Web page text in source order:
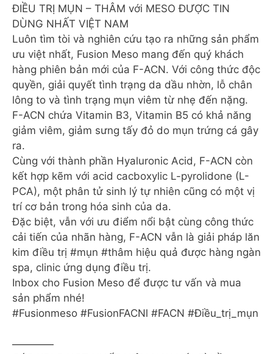
ĐIỀU TRỊ MỤN – THÂM với MESO ĐƯỢC TIN
DÙNG NHẤT VIỆT NAM
Luôn tìm tòi và nghiên cứu tạo ra những sản phẩm
ưu việt nhất, Fusion Meso mang đến quý khách
hàng phiên bản mới của F-ACN. Với công thức độc
quyền, giải quyết tình trạng da dầu nhờn, lỗ chân
lông to và tình trạng mụn viêm từ nhẹ đến nặng.
F-ACN chứa Vitamin B3, Vitamin B5 có khả năng
giảm viêm, giảm sưng tấy đỏ do mụn trứng cá gây
ra.
Cùng với thành phần Hyaluronic Acid, F-ACN còn
kết hợp kẽm với acid cacboxylic L-pyrolidone (L-
PCA), một phân tử sinh lý tự nhiên cũng có một vị
trí cơ bản trong hóa sinh của da.
Đặc biệt, vẫn với ưu điểm nổi bật cùng công thức
cải tiến của nhãn hàng, F-ACN vẫn là giải pháp lăn
kim điều trị #mụn #thâm hiệu quả được hàng ngàn
spa, clinic ứng dụng điều trị.
Inbox cho Fusion Meso để được tư vấn và mua
sản phẩm nhé!
#Fusionmeso #FusionFACNl #FACN #Điều_trị_mụn
————